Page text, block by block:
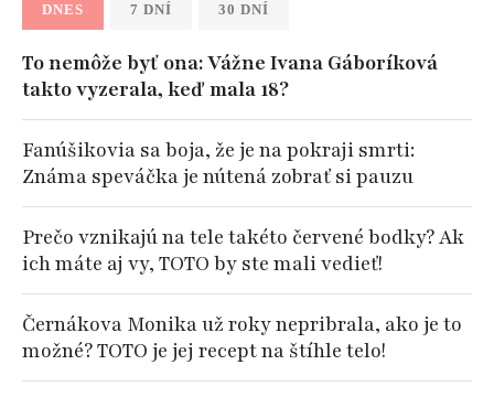
DNES 7 DNÍ 30 DNÍ
To nemôže byť ona: Vážne Ivana Gáboríková
takto vyzerala, keď mala 18?
Fanúšikovia sa boja, že je na pokraji smrti:
Známa speváčka je nútená zobrať si pauzu
Prečo vznikajú na tele takéto červené bodky? Ak
ich máte aj vy, TOTO by ste mali vedieť!
Černákova Monika už roky nepribrala, ako je to
možné? TOTO je jej recept na štíhle telo!